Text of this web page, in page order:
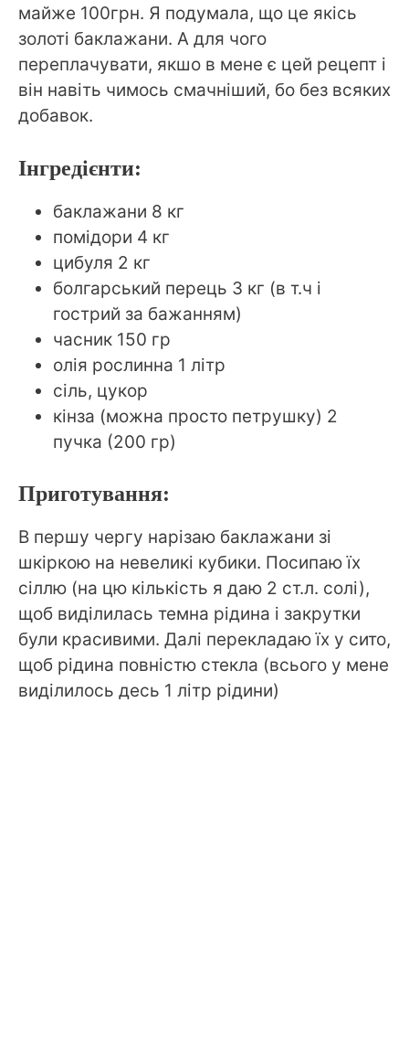
майже 100грн. Я подумала, що це якісь
золоті баклажани. А для чого
переплачувати, якшо в мене є цей рецепт і
він навіть чимось смачніший, бо без всяких
добавок.
Інгредієнти:
баклажани 8 кг
помідори 4 кг
цибуля 2 кг
болгарський перець 3 кг (в т.ч і
гострий за бажанням)
часник 150 гр
олія рослинна 1 літр
сіль, цукор
кінза (можна просто петрушку) 2
пучка (200 гр)
Приготування:
В першу чергу нарізаю баклажани зі
шкіркою на невеликі кубики. Посипаю їх
сіллю (на цю кількість я даю 2 ст.л. солі),
щоб виділилась темна рідина і закрутки
були красивими. Далі перекладаю їх у сито,
щоб рідина повністю стекла (всього у мене
виділилось десь 1 літр рідини)